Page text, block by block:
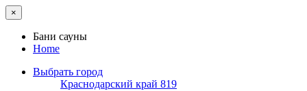
×
Бани сауны
Home
Выбрать город
Краснодарский край 819